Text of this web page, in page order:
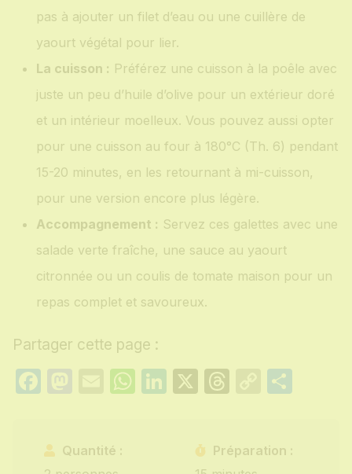
pas à ajouter un filet d’eau ou une cuillère de
yaourt végétal pour lier.
La cuisson : Préférez une cuisson à la poêle avec
juste un peu d’huile d’olive pour un extérieur doré
et un intérieur moelleux. Vous pouvez aussi opter
pour une cuisson au four à 180°C (Th. 6) pendant
15-20 minutes, en les retournant à mi-cuisson,
pour une version encore plus légère.
Accompagnement : Servez ces galettes avec une
salade verte fraîche, une sauce au yaourt
citronnée ou un coulis de tomate maison pour un
repas complet et savoureux.
Partager cette page :
Facebook
Mastodon
EmailWhatsApp
LinkedIn
X Threads
Copy
Quantité :
Préparation :